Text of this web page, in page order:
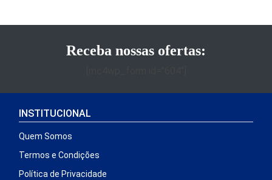
Receba nossas ofertas:
INSTITUCIONAL
Quem Somos
Termos e Condições
Política de Privacidade